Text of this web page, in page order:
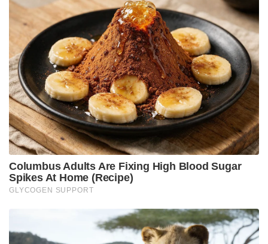
റെയ്ന ധോണിയോട് പറഞ്ഞു” ഈ സീസണിൽ
നിങ്ങൾ കളിച്ചിട്ടില്ല, അതുകൊണ്ട് ഇതൊരു മിസ്ഡ്
കോൾ മാത്രമാണ്. അടുത്ത വർഷം നിർബന്ധമായും
തിരിച്ചുവരണം.” മറുപടിയായി “എന്റെ ശരീരം ഇപ്പോൾ
അൽപ്പം വീക്ക് ആണ് , അൽപ്പം ശാരീരിക
ബുദ്ധിമുട്ടുകൾ ഉണ്ട് ” എന്നാണ് ധോണി പറഞ്ഞത്.
എന്നാൽ തങ്ങൾ ഇതൊന്നും വിശ്വസിക്കില്ലെന്നും
ധോണി അടുത്ത വർഷം കളിക്കുമെന്നാണ്
പ്രതീക്ഷയെന്നും റെയ്‌ന കൂട്ടിച്ചേർത്തു. ശരീരം
പഴയതുപോലെ സഹകരിക്കാത്തതിനാൽ അടുത്ത
സീസണിൽ ധോണി കളിക്കാനിറങ്ങുന്നത്
ബുദ്ധിമുട്ടാകുമെന്നാണ് ഈ വാക്കുകൾ
സൂചിപ്പിക്കുന്നത്.
മത്സരശേഷമുള്ള വാർത്താസമ്മേളനത്തിൽ
സിഎസ്കെ ഹെഡ് കോച്ച് സ്റ്റീഫൻ ഫ്ലെമിംഗിനോട്